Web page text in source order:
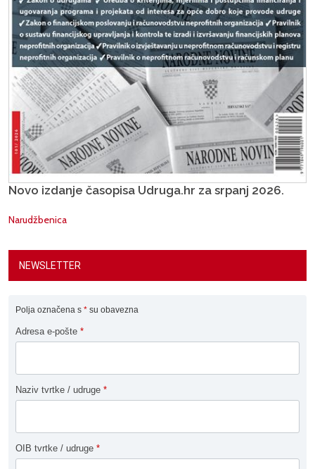
Novo izdanje časopisa Udruga.hr za srpanj 2026.
Narudžbenica
NEWSLETTER
Polja označena s * su obavezna
Adresa e-pošte *
Naziv tvrtke / udruge *
OIB tvrtke / udruge *